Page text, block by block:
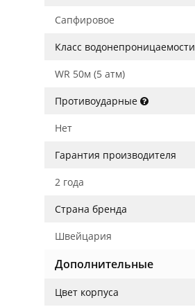
Сапфировое
Класс водонепроницаемости
WR 50м (5 атм)
Противоударные
Нет
Гарантия производителя
2 года
Страна бренда
Швейцария
Дополнительные
Цвет корпуса